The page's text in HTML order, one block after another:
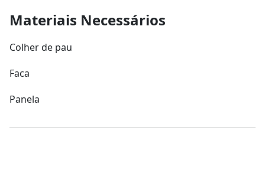
Materiais Necessários
Colher de pau
Faca
Panela